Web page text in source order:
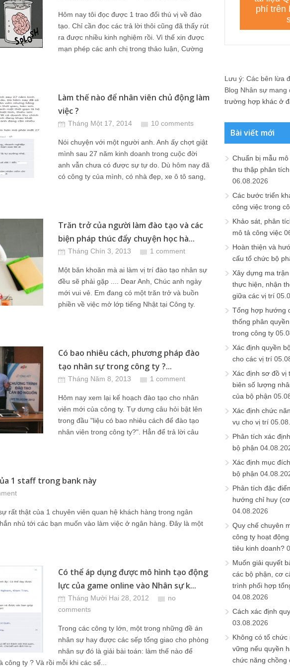
Hôm nay tôi đọc được 1 trao đổi thú vị về đào
tạo. Chỉ cần đọc các trả lời thôi cũng đã thấy rút
ra được nhiều kinh nghiệm rồi. Vì thế xin được
mạn phép các anh chị trong thảo luận, Cường
Làm thế nào để nhân viên chủ động làm
việc ?
Tháng Một 17, 2014 10 comments
Nói chuyện với một người anh. Anh ấy chợt giật
mình sau 27 năm kinh doanh trong cuộc đời
anh vẫn chưa có được sự tự do. Dù hôm nay đã
có công ty của mình, có nhà đẹp, xe ô tô sang,
Trăn trở của người làm đào tạo và các
biện pháp thúc đẩy chuyện học hà...
Tháng Chín 3, 2013 1 comment
Một băn khoăn mà ai làm vị trí đào tạo nhân sự
đều sẽ phải gặp .... Dear Anh, Chúc anh ngày
mới vui vẻ. Em đang có một trăn trở và buồn
phiền về việc mở lớp tiếng Nhật tại Công ty.
Có bao nhiêu cách, phương pháp đào
tạo nhân sự trong công ty ?...
Tháng Năm 8, 2013 1 comment
Hôm nay xem lại kế hoạch đào tạo cho nhân
viên mới của công ty. Tự dưng câu hỏi bật lên
trong đầu "liệu có bao nhiêu cách để đào tạo
nhân viên trong công ty?". Hẳn để trả lời câu
1 staff trong bank này
rất thật của 1 chuyên viên quan hệ khách hàng trong ngân
nhủ tới các bạn muốn vào làm việc ở ngân hàng. Đây là một
Có thể áp dụng được mô hình tạo động
lực của game online vào Nhân sự k...
Tháng Mười Hai 28, 2012
no
comments
Trong các công ty lớn, một trong những đề án
nhân sự hay được các sếp tổng giao cho phòng
nhân sự đó là giải bài toán: làm thế nào để
ty ? Và rồi mỗi khi các sế...
Lưu ý: Các bên lừa
Blog Nhân sự mang
trường hợp khác ở
Bài viết mới
Chuẩn bị mẫu
thu thập phân
06.08.2026
Các bước triển
công việc trong
Khảo sát, phân
mô tả công việc
Hoàn thiện và
cấu tổ chức bộ
Xây dựng ma
thực hiện, nhận
giữa các vị trí
Tổng hợp hướng
thống phân
trong công ty
Xác định quyền
cho các vị trí
Xác định sơ đồ vị
biên số lượng
của bộ phận
Xác định chức
vụ cho vị trí
Phân tích xác
bộ phận
Xác định mục
bộ phận
Phân tích đặc
hướng chỉ huy
04.08.2026
Quy chế chuyên
công ty hoạt
tiêu kinh doanh?
Muốn giải quyết
các bộ phận, cơ
trình phối hợp
04.08.2026
Cách xác định
03.08.2026
Không có tổ
vững nếu quyền
chức năng chồng